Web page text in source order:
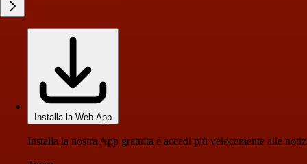
Installa la Web App
Installa la nostra App gratuita e accedi più velocemente alle